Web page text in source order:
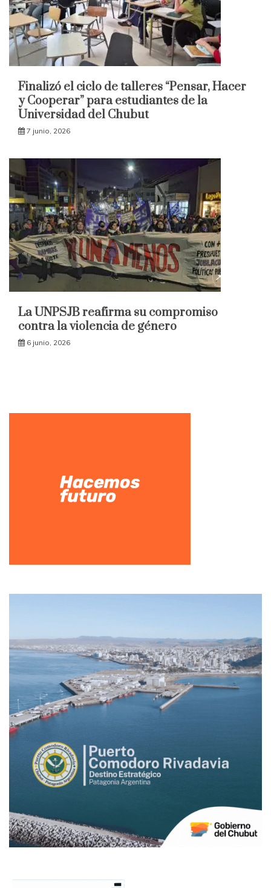
Finalizó el ciclo de talleres “Pensar, Hacer
y Cooperar” para estudiantes de la
Universidad del Chubut
7 junio, 2026
La UNPSJB reafirma su compromiso
contra la violencia de género
6 junio, 2026